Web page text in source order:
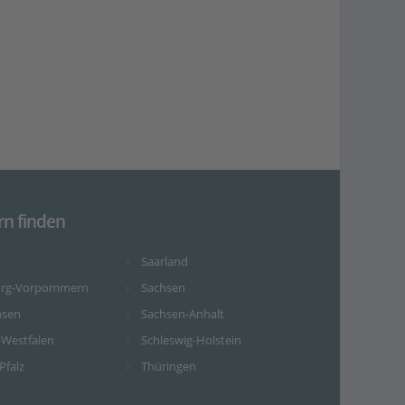
finden
Vorpommern
Saarland
Sachsen
Sachsen-Anhalt
Schleswig-Holstein
Thüringen